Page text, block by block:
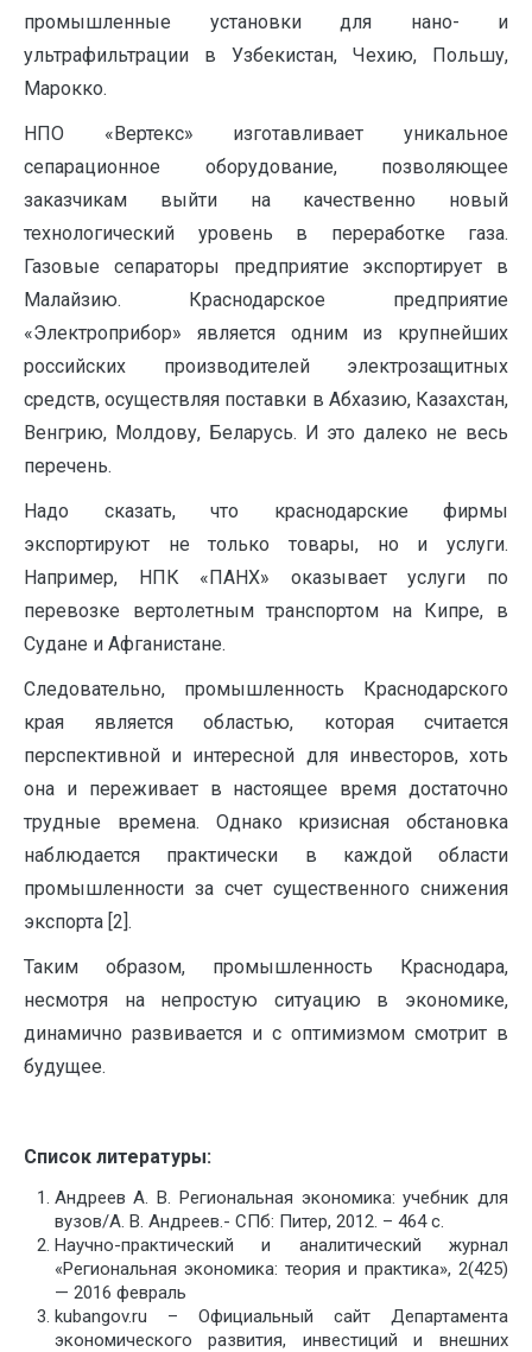
промышленные установки для нано- и
ультрафильтрации в Узбекистан, Чехию, Польшу,
Марокко.
НПО «Вертекс» изготавливает уникальное
сепарационное оборудование, позволяющее
заказчикам выйти на качественно новый
технологический уровень в переработке газа.
Газовые сепараторы предприятие экспортирует в
Малайзию. Краснодарское предприятие
«Электроприбор» является одним из крупнейших
российских производителей электрозащитных
средств, осуществляя поставки в Абхазию, Казахстан,
Венгрию, Молдову, Беларусь. И это далеко не весь
перечень.
Надо сказать, что краснодарские фирмы
экспортируют не только товары, но и услуги.
Например, НПК «ПАНХ» оказывает услуги по
перевозке вертолетным транспортом на Кипре, в
Судане и Афганистане.
Следовательно, промышленность Краснодарского
края является областью, которая считается
перспективной и интересной для инвесторов, хоть
она и переживает в настоящее время достаточно
трудные времена. Однако кризисная обстановка
наблюдается практически в каждой области
промышленности за счет существенного снижения
экспорта [2].
Таким образом, промышленность Краснодара,
несмотря на непростую ситуацию в экономике,
динамично развивается и с оптимизмом смотрит в
будущее.
Список литературы:
Андреев А. В. Региональная экономика: учебник для
вузов/А. В. Андреев.- СПб: Питер, 2012. – 464 с.
Научно-практический и аналитический журнал
«Региональная экономика: теория и практика», 2(425)
— 2016 февраль
kubangov.ru – Официальный сайт Департамента
экономического развития, инвестиций и внешних